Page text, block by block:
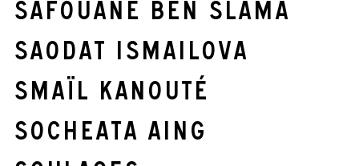
Safouane Ben Slama
Saodat Ismailova
Smaïl Kanouté
Socheata Aing